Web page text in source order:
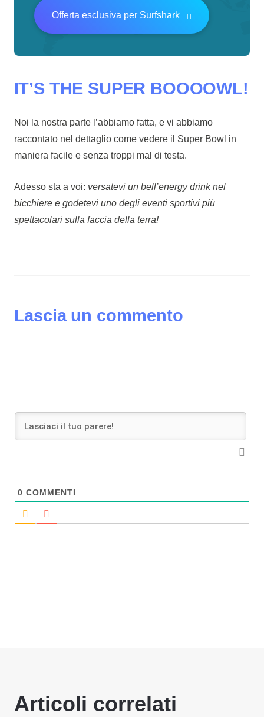
Offerta esclusiva per Surfshark
IT’S THE SUPER BOOOOWL!
Noi la nostra parte l’abbiamo fatta, e vi abbiamo
raccontato nel dettaglio come vedere il Super Bowl in
maniera facile e senza troppi mal di testa.
Adesso sta a voi: versatevi un bell’energy drink nel
bicchiere e godetevi uno degli eventi sportivi più
spettacolari sulla faccia della terra!
Lascia un commento
0 COMMENTI
Articoli correlati